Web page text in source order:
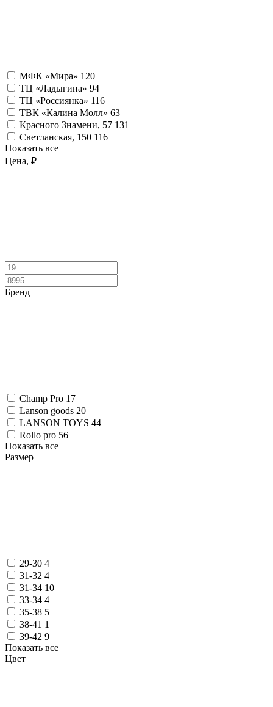
МФК «Мира» 120
ТЦ «Ладыгина» 94
ТЦ «Россиянка» 116
ТВК «Калина Молл» 63
Красного Знамени, 57 131
Светланская, 150 116
Показать все
Цена, ₽
Бренд
Champ Pro 17
Lanson goods 20
LANSON TOYS 44
Rollo pro 56
Показать все
Размер
29-30 4
31-32 4
31-34 10
33-34 4
35-38 5
38-41 1
39-42 9
Показать все
Цвет